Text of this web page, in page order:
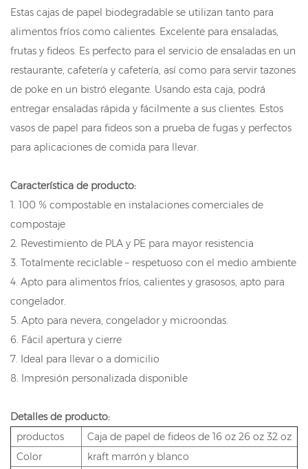
Estas cajas de papel biodegradable se utilizan tanto para
alimentos fríos como calientes. Excelente para ensaladas,
frutas y fideos. Es perfecto para el servicio de ensaladas en un
restaurante, cafetería y cafetería, así como para servir tazones
de poke en un bistró elegante. Usando esta caja, podrá
entregar ensaladas rápida y fácilmente a sus clientes. Estos
vasos de papel para fideos son a prueba de fugas y perfectos
para aplicaciones de comida para llevar.
Característica de producto:
1. 100 % compostable en instalaciones comerciales de
compostaje
2. Revestimiento de PLA y PE para mayor resistencia
3. Totalmente reciclable – respetuoso con el medio ambiente
4. Apto para alimentos fríos, calientes y grasosos, apto para
congelador.
5. Apto para nevera, congelador y microondas.
6. Fácil apertura y cierre
7. Ideal para llevar o a domicilio
8. Impresión personalizada disponible
Detalles de producto:
productos
Caja de papel de fideos de 16 oz 26 oz 32 oz
Color
kraft marrón y blanco